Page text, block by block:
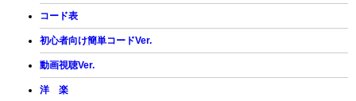
コード表
初心者向け簡単コードVer.
動画視聴Ver.
洋 楽